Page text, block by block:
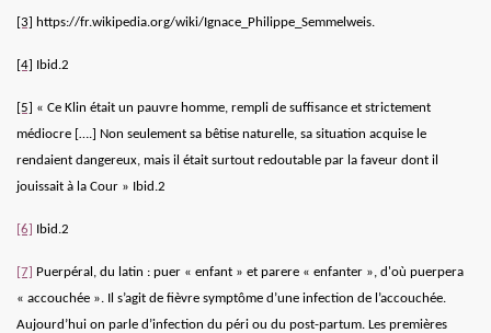
[3] https://fr.wikipedia.org/wiki/Ignace_Philippe_Semmelweis.
[4] Ibid.2
[5]
« Ce Klin était un pauvre homme, rempli de suffisance et strictement
médiocre [….] Non seulement sa bêtise naturelle, sa situation acquise le
rendaient dangereux, mais il était surtout redoutable par la faveur dont il
jouissait à la Cour » Ibid.2
[6] Ibid.2
[7]
Puerpéral, du latin : puer « enfant » et parere « enfanter », d'où puerpera
« accouchée ». Il s’agit de fièvre symptôme d’une infection de l’accouchée.
Aujourd’hui on parle d’infection du péri ou du post-partum. Les premières